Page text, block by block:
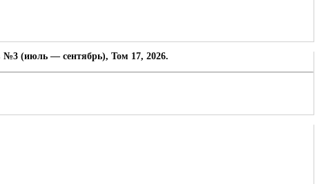
№3 (июль — сентябрь), Том 17, 2026.